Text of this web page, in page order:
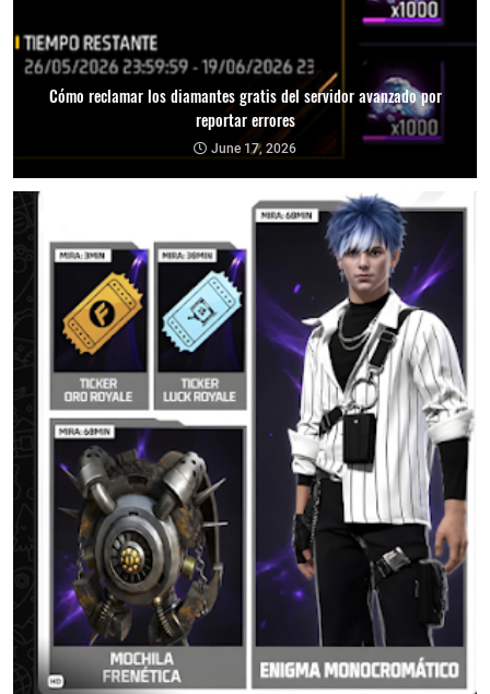
Cómo reclamar los diamantes gratis del servidor avanzado por
reportar errores
June 17, 2026